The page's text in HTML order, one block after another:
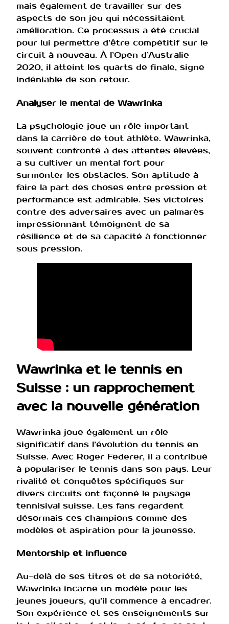
mais également de travailler sur des
aspects de son jeu qui nécessitaient
amélioration. Ce processus a été crucial
pour lui permettre d’être compétitif sur le
circuit à nouveau. À l’Open d’Australie
2020, il atteint les quarts de finale, signe
indéniable de son retour.
Analyser le mental de Wawrinka
La psychologie joue un rôle important
dans la carrière de tout athlète. Wawrinka,
souvent confronté à des attentes élevées,
a su cultiver un mental fort pour
surmonter les obstacles. Son aptitude à
faire la part des choses entre pression et
performance est admirable. Ses victoires
contre des adversaires avec un palmarès
impressionnant témoignent de sa
résilience et de sa capacité à fonctionner
sous pression.
Wawrinka et le tennis en
Suisse : un rapprochement
avec la nouvelle génération
Wawrinka joue également un rôle
significatif dans l’évolution du tennis en
Suisse. Avec Roger Federer, il a contribué
à populariser le tennis dans son pays. Leur
rivalité et conquêtes spécifiques sur
divers circuits ont façonné le paysage
tennisival suisse. Les fans regardent
désormais ces champions comme des
modèles et aspiration pour la jeunesse.
Mentorship et influence
Au-delà de ses titres et de sa notoriété,
Wawrinka incarne un modèle pour les
jeunes joueurs, qu’il commence à encadrer.
Son expérience et ses enseignements sur